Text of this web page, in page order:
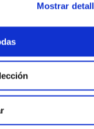
Mostrar
,
,